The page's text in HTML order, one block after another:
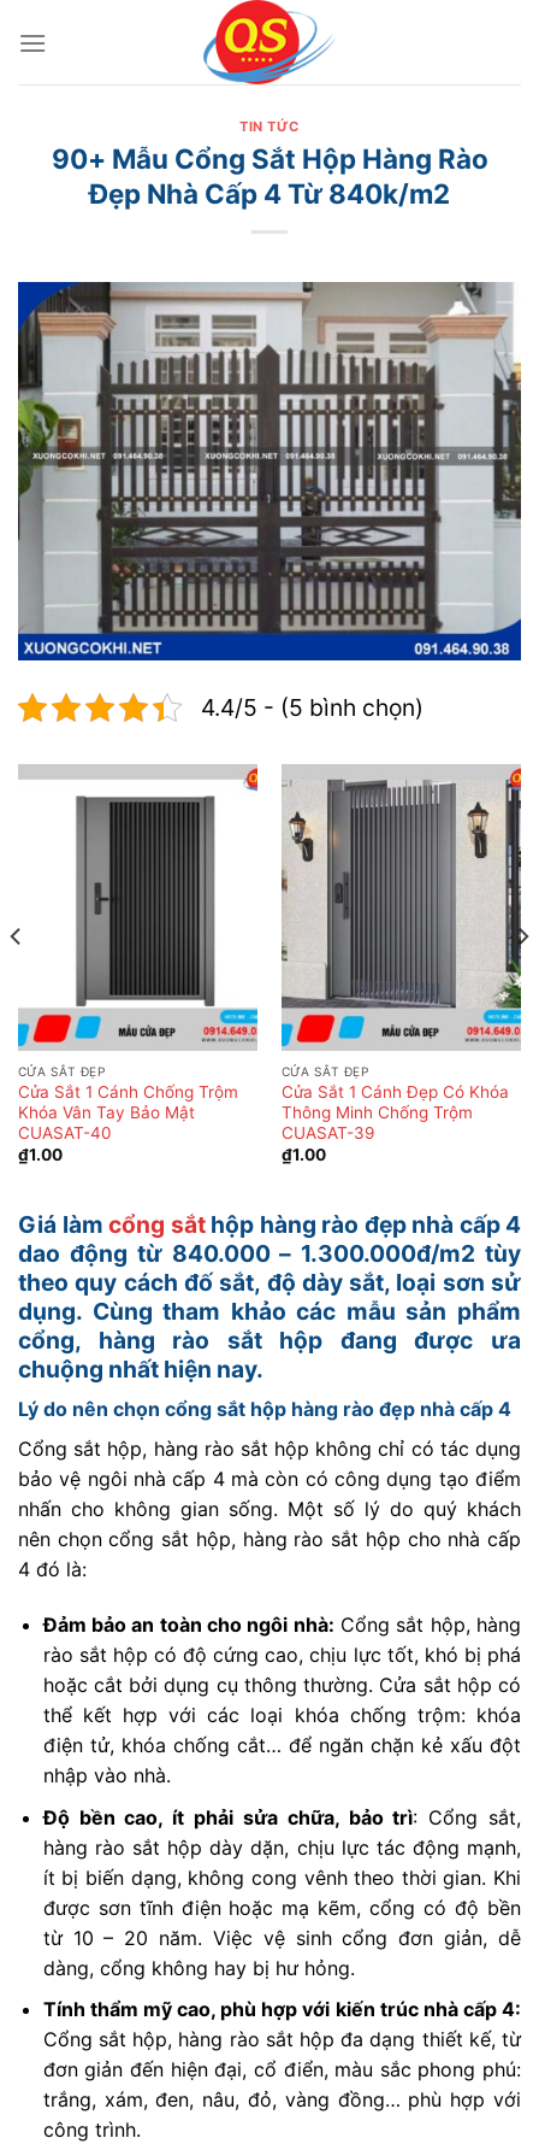
qua
TIN TỨC
90+ Mẫu Cổng Sắt Hộp Hàng Rào
Đẹp Nhà Cấp 4 Từ 840k/m2
4.4/5 - (5 bình chọn)
CỬA SẮT ĐẸP
Cửa Sắt 1 Cánh Chống Trộm
Khóa Vân Tay Bảo Mật
CUASAT-40
₫1.00
CỬA SẮT ĐẸP
Cửa Sắt 1 Cánh Đẹp Có Khóa
Thông Minh Chống Trộm
CUASAT-39
₫1.00
Giá làm cổng sắthộp hàng rào đẹp nhà cấp 4
dao động từ 840.000 – 1.300.000đ/m2 tùy
theo quy cách đố sắt, độ dày sắt, loại sơn sử
dụng. Cùng tham khảo các mẫu sản phẩm
cổng, hàng rào sắt hộp đang được ưa
chuộng nhất hiện nay.
Lý do nên chọn cổng sắt hộp hàng rào đẹp nhà cấp 4
Cổng sắt hộp, hàng rào sắt hộp không chỉ có tác dụng
bảo vệ ngôi nhà cấp 4 mà còn có công dụng tạo điểm
nhấn cho không gian sống. Một số lý do quý khách
nên chọn cổng sắt hộp, hàng rào sắt hộp cho nhà cấp
4 đó là:
Đảm bảo an toàn cho ngôi nhà: Cổng sắt hộp, hàng
rào sắt hộp có độ cứng cao, chịu lực tốt, khó bị phá
hoặc cắt bởi dụng cụ thông thường. Cửa sắt hộp có
thể kết hợp với các loại khóa chống trộm: khóa
điện tử, khóa chống cắt… để ngăn chặn kẻ xấu đột
nhập vào nhà.
Độ bền cao, ít phải sửa chữa, bảo trì: Cổng sắt,
hàng rào sắt hộp dày dặn, chịu lực tác động mạnh,
ít bị biến dạng, không cong vênh theo thời gian. Khi
được sơn tĩnh điện hoặc mạ kẽm, cổng có độ bền
từ 10 – 20 năm. Việc vệ sinh cổng đơn giản, dễ
dàng, cổng không hay bị hư hỏng.
Tính thẩm mỹ cao, phù hợp với kiến trúc nhà cấp 4:
Cổng sắt hộp, hàng rào sắt hộp đa dạng thiết kế, từ
đơn giản đến hiện đại, cổ điển, màu sắc phong phú:
trắng, xám, đen, nâu, đỏ, vàng đồng… phù hợp với
công trình.